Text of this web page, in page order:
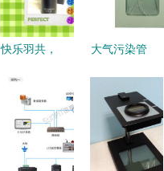
效能
快乐羽共，
——奥斯恩
首届羽毛球
赛精彩回顾
大气污染管
术发展——
基于循环经
济和环境监